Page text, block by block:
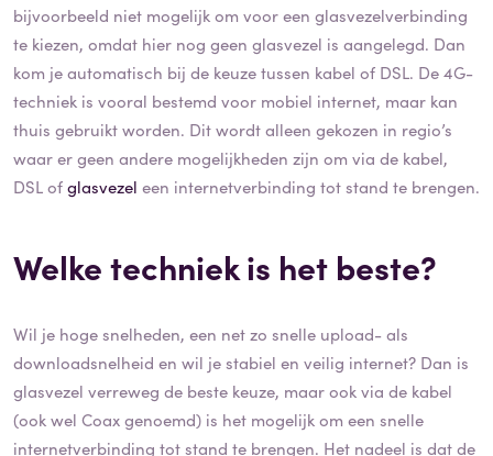
bijvoorbeeld niet mogelijk om voor een glasvezelverbinding
te kiezen, omdat hier nog geen glasvezel is aangelegd. Dan
kom je automatisch bij de keuze tussen kabel of DSL. De 4G-
techniek is vooral bestemd voor mobiel internet, maar kan
thuis gebruikt worden. Dit wordt alleen gekozen in regio’s
waar er geen andere mogelijkheden zijn om via de kabel,
DSL ofglasvezel een internetverbinding tot stand te brengen.
Welke techniek is het beste?
Wil je hoge snelheden, een net zo snelle upload- als
downloadsnelheid en wil je stabiel en veilig internet? Dan is
glasvezel verreweg de beste keuze, maar ook via de kabel
(ook wel Coax genoemd) is het mogelijk om een snelle
internetverbinding tot stand te brengen. Het nadeel is dat de